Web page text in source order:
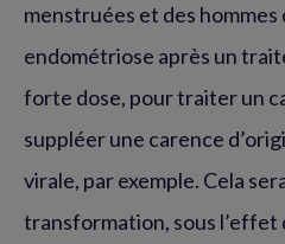
menstruées et des
endométriose après un
forte dose, pour traiter un
suppléer une carence
virale, par exemple. Cela
transformation, sous l’effet